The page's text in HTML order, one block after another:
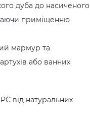
дуба до насиченого
приміщенню
мармур та
або ванних
від натуральних